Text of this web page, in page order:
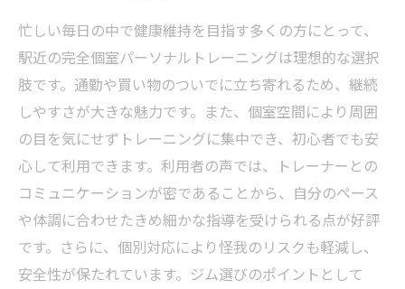
忙しい毎日の中で健康維持を目指す多くの方にとって、
駅近の完全個室パーソナルトレーニングは理想的な選択
肢です。通勤や買い物のついでに立ち寄れるため、継続
しやすさが大きな魅力です。また、個室空間により周囲
の目を気にせずトレーニングに集中でき、初心者でも安
心して利用できます。利用者の声では、トレーナーとの
コミュニケーションが密であることから、自分のペース
や体調に合わせたきめ細かな指導を受けられる点が好評
です。さらに、個別対応により怪我のリスクも軽減し、
安全性が保たれています。ジム選びのポイントとして